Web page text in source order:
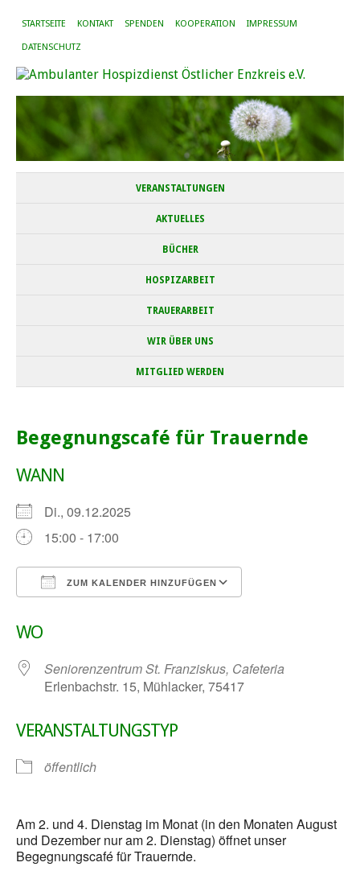
STARTSEITE KONTAKT SPENDEN KOOPERATION IMPRESSUM
DATENSCHUTZ
VERANSTALTUNGEN
AKTUELLES
BÜCHER
HOSPIZARBEIT
TRAUERARBEIT
WIR ÜBER UNS
MITGLIED WERDEN
Begegnungscafé für Trauernde
WANN
Di., 09.12.2025
15:00 - 17:00
ZUM KALENDER HINZUFÜGEN
WO
Seniorenzentrum St. Franziskus, Cafeteria
Erlenbachstr. 15, Mühlacker, 75417
VERANSTALTUNGSTYP
öffentlich
Am 2. und 4. Dienstag im Monat (in den Monaten August
und Dezember nur am 2. Dienstag) öffnet unser
Begegnungscafé für Trauernde.